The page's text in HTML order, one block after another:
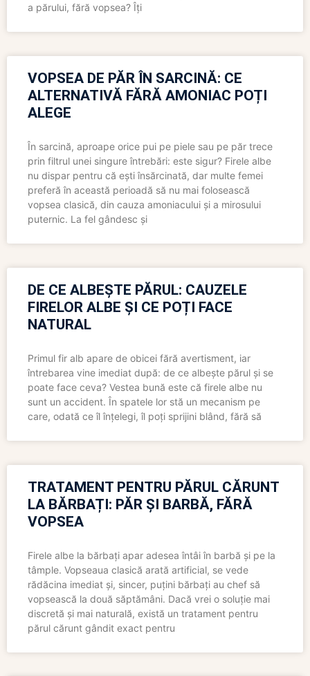
a părului, fără vopsea? Îți
VOPSEA DE PĂR ÎN SARCINĂ: CE
ALTERNATIVĂ FĂRĂ AMONIAC POȚI
ALEGE
În sarcină, aproape orice pui pe piele sau pe păr trece
prin filtrul unei singure întrebări: este sigur? Firele albe
nu dispar pentru că ești însărcinată, dar multe femei
preferă în această perioadă să nu mai folosească
vopsea clasică, din cauza amoniacului și a mirosului
puternic. La fel gândesc și
DE CE ALBEȘTE PĂRUL: CAUZELE
FIRELOR ALBE ȘI CE POȚI FACE
NATURAL
Primul fir alb apare de obicei fără avertisment, iar
întrebarea vine imediat după: de ce albește părul și se
poate face ceva? Vestea bună este că firele albe nu
sunt un accident. În spatele lor stă un mecanism pe
care, odată ce îl înțelegi, îl poți sprijini blând, fără să
TRATAMENT PENTRU PĂRUL CĂRUNT
LA BĂRBAȚI: PĂR ȘI BARBĂ, FĂRĂ
VOPSEA
Firele albe la bărbați apar adesea întâi în barbă și pe la
tâmple. Vopseaua clasică arată artificial, se vede
rădăcina imediat și, sincer, puțini bărbați au chef să
vopsească la două săptămâni. Dacă vrei o soluție mai
discretă și mai naturală, există un tratament pentru
părul cărunt gândit exact pentru